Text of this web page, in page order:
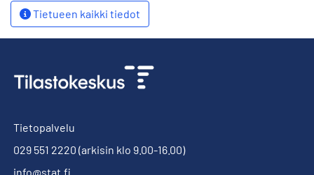
Tietueen kaikki tiedot
Tietopalvelu
029 551 2220 (arkisin klo 9.00-16.00)
info@stat.fi